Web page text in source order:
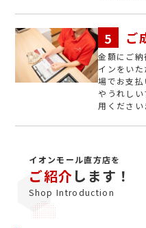
ご
金額にご
インをい
場でお支
やうれし
用ください
イオンモール直方店を
ご紹介します！
Shop Introduction